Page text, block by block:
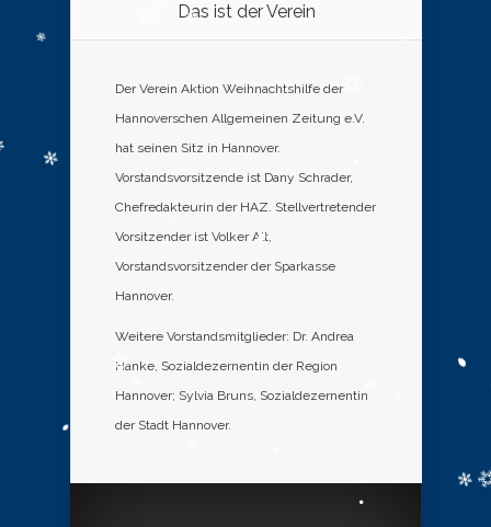
Das ist der Verein
Der Verein Aktion Weihnachtshilfe der
Hannoverschen Allgemeinen Zeitung e.V.
hat seinen Sitz in Hannover.
Vorstandsvorsitzende ist Dany Schrader,
Chefredakteurin der HAZ. Stellvertretender
Vorsitzender ist Volker Alt,
Vorstandsvorsitzender der Sparkasse
Hannover.
Weitere Vorstandsmitglieder: Dr. Andrea
Hanke, Sozialdezernentin der Region
Hannover; Sylvia Bruns, Sozialdezernentin
der Stadt Hannover.